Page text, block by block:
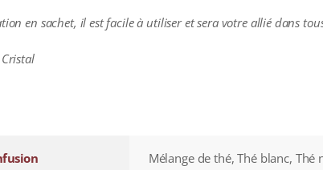
en sachet, il est facile à utiliser et sera votre allié dans
Mélange de thé, Thé blanc, Thé